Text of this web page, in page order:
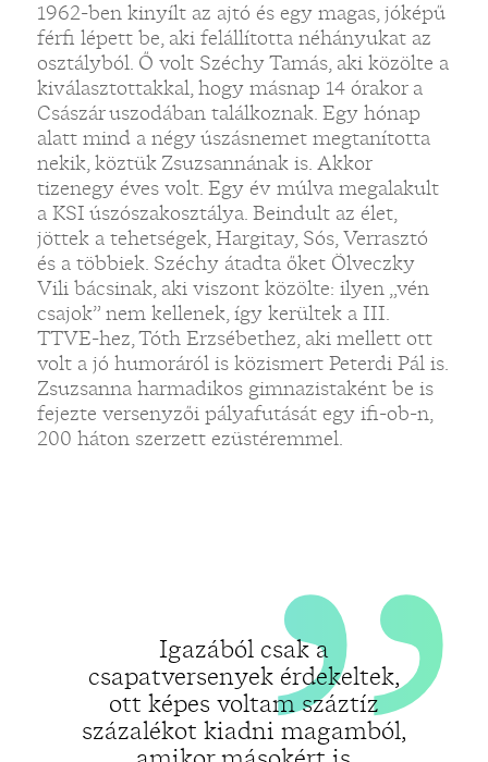
1962-ben kinyílt az ajtó és egy magas, jóképű
férfi lépett be, aki felállította néhányukat az
osztályból. Ő volt Széchy Tamás, aki közölte a
kiválasztottakkal, hogy másnap 14 órakor a
Császár uszodában találkoznak. Egy hónap
alatt mind a négy úszásnemet megtanította
nekik, köztük Zsuzsannának is. Akkor
tizenegy éves volt. Egy év múlva megalakult
a KSI úszószakosztálya. Beindult az élet,
jöttek a tehetségek, Hargitay, Sós, Verrasztó
és a többiek. Széchy átadta őket Ölveczky
Vili bácsinak, aki viszont közölte: ilyen „vén
csajok” nem kellenek, így kerültek a III.
TTVE-hez, Tóth Erzsébethez, aki mellett ott
volt a jó humoráról is közismert Peterdi Pál is.
Zsuzsanna harmadikos gimnazistaként be is
fejezte versenyzői pályafutását egy ifi-ob-n,
200 háton szerzett ezüstéremmel.
Igazából csak a
csapatversenyek érdekeltek,
ott képes voltam száztíz
százalékot kiadni magamból,
„